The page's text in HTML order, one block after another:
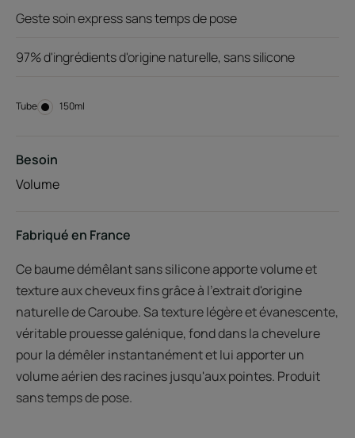
Geste soin express sans temps de pose
97% d'ingrédients d'origine naturelle, sans silicone
Tube Tube
150ml
Besoin
Volume
Fabriqué en France
Ce baume démêlant sans silicone apporte volume et
texture aux cheveux fins grâce à l'extrait d'origine
naturelle de Caroube. Sa texture légère et évanescente,
véritable prouesse galénique, fond dans la chevelure
pour la démêler instantanément et lui apporter un
volume aérien des racines jusqu'aux pointes. Produit
sans temps de pose.